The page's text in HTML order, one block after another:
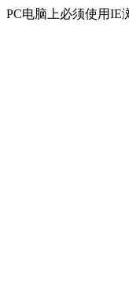
PC电脑上必须使用IE